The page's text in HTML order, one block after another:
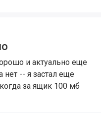
и актуально еще
нет -- я застал еще
за ящик 100 мб